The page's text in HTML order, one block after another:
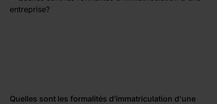
Quelles sont les formalités d’immatriculation d'une